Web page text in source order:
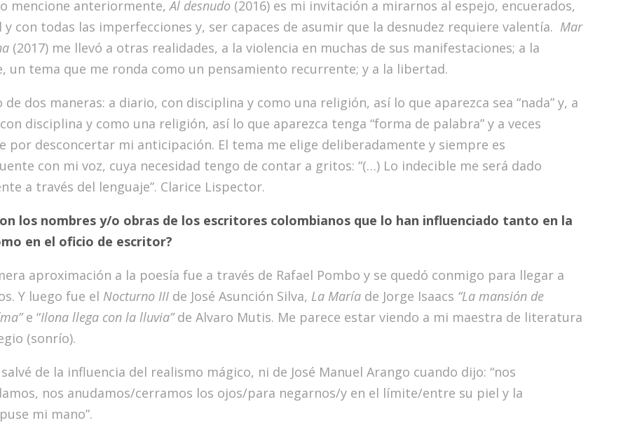
mencione anteriormente,Al desnudo(2016) es mi invitación a mirarnos al espejo, encuerados,
y con todas las imperfecciones y, ser capaces de asumir que la desnudez requiere valentía. Mar
(2017) me llevó a otras realidades, a la violencia en muchas de sus manifestaciones; a la
un tema que me ronda como un pensamiento recurrente; y a la libertad.
de dos maneras: a diario, con disciplina y como una religión, así lo que aparezca sea “nada” y, a
disciplina y como una religión, así lo que aparezca tenga “forma de palabra” y a veces
por desconcertar mi anticipación. El tema me elige deliberadamente y siempre es
con mi voz, cuya necesidad tengo de contar a gritos: “(…) Lo indecible me será dado
a través del lenguaje”. Clarice Lispector.
los nombres y/o obras de los escritores colombianos que lo han influenciado tanto en la
en el oficio de escritor?
aproximación a la poesía fue a través de Rafael Pombo y se quedó conmigo para llegar a
Y luego fue el Nocturno III de José Asunción Silva, La María de Jorge Isaacs “La mansión de
e “Ilona llega con la lluvia”de Alvaro Mutis. Me parece estar viendo a mi maestra de literatura
(sonrío).
de la influencia del realismo mágico, ni de José Manuel Arango cuando dijo: “nos
nos anudamos/cerramos los ojos/para negarnos/y en el límite/entre su piel y la
mi mano”.